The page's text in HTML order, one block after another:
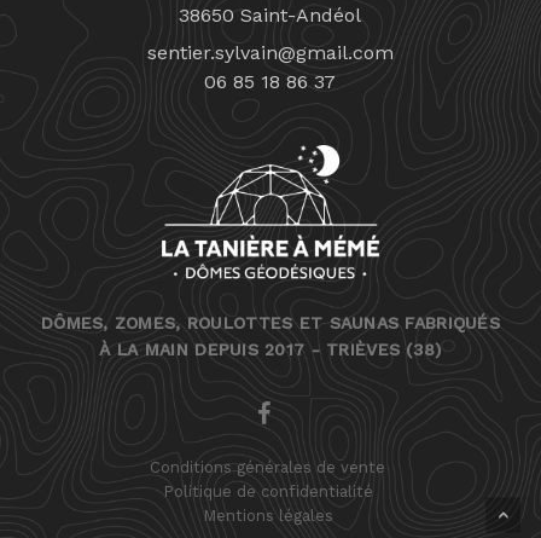
38650 Saint-Andéol
sentier.sylvain@gmail.com
06 85 18 86 37
DÔMES, ZOMES, ROULOTTES ET SAUNAS FABRIQUÉS
À LA MAIN DEPUIS 2017 - TRIÈVES (38)
FACEBOOK
Conditions générales de vente
Politique de confidentialité
Mentions légales